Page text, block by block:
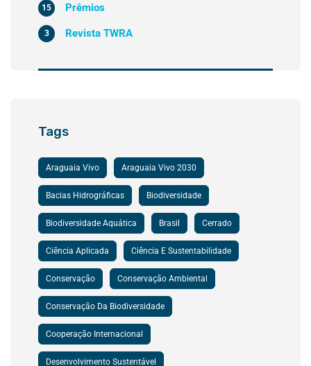
Prêmios
15
Revista TWRA
3
Tags
Araguaia Vivo Araguaia Vivo 2030
Bacias Hidrográficas Biodiversidade
Biodiversidade Aquática Brasil Cerrado
Ciência Aplicada Ciência E Sustentabilidade
Conservação Conservação Ambiental
Conservação Da Biodiversidade
Cooperação Internacional
Desenvolvimento Sustentável